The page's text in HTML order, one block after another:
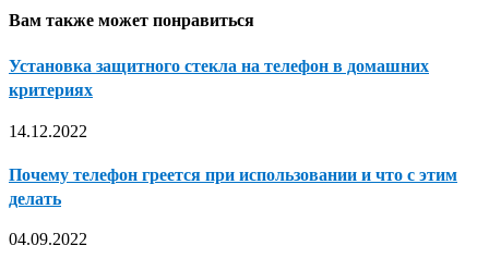
Вам также может понравиться
Установка защитного стекла на телефон в домашних
критериях
14.12.2022
Почему телефон греется при использовании и что с этим
делать
04.09.2022